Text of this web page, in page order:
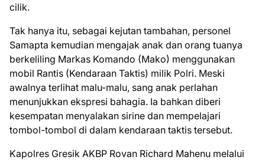
cilik.
Tak hanya itu, sebagai kejutan tambahan, personel
Samapta kemudian mengajak anak dan orang tuanya
berkeliling Markas Komando (Mako) menggunakan
mobil Rantis (Kendaraan Taktis) milik Polri. Meski
awalnya terlihat malu-malu, sang anak perlahan
menunjukkan ekspresi bahagia. Ia bahkan diberi
kesempatan menyalakan sirine dan mempelajari
tombol-tombol di dalam kendaraan taktis tersebut.
Kapolres Gresik AKBP Rovan Richard Mahenu melalui